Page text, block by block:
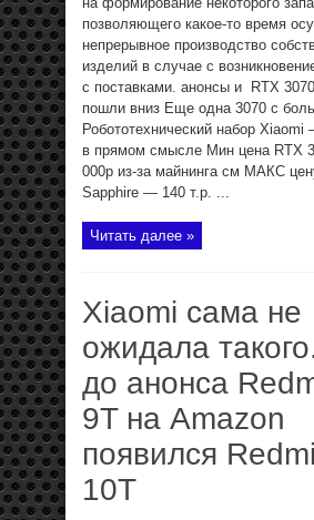
позволяющего какое-то время
непрерывное производство
изделий в случае с
с поставками. анонсы и RTX
пошли вниз Еще одна 3070 с
Робототехнический набор Xiaomi
в прямом смысле Мин цена RTX
000р из-за майнинга см МАКС
Sapphire — 140 т.р. ...
Читать далее »
Xiaomi сама не
ожидала
до анонса
9T на Amazon
появился
10T